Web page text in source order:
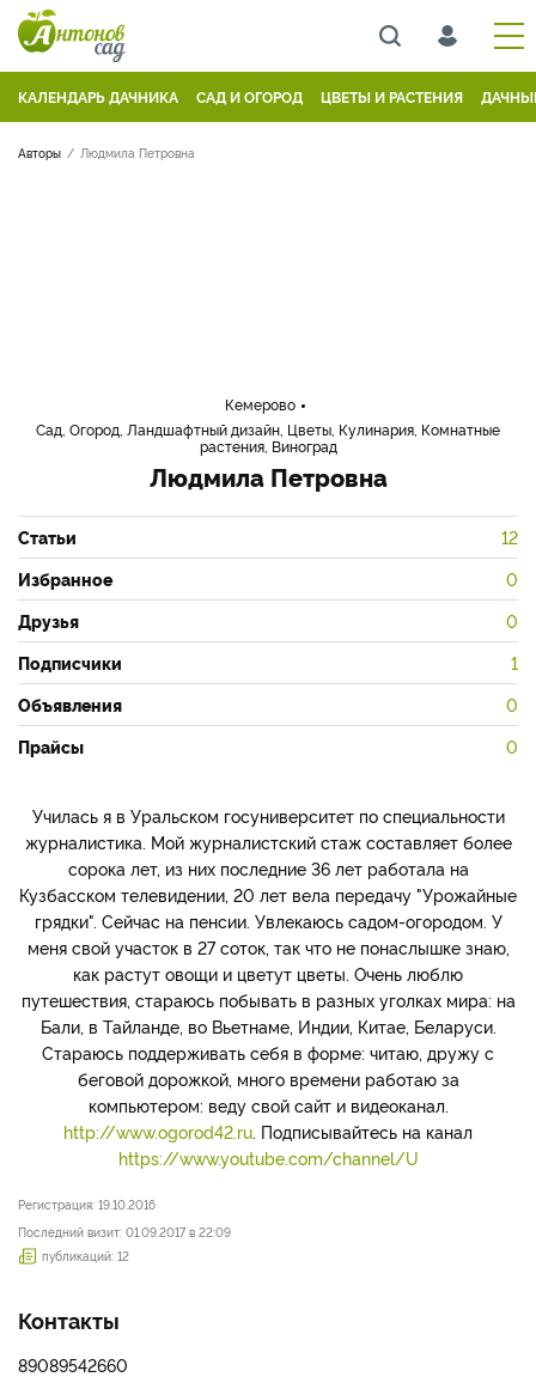
КАЛЕНДАРЬ ДАЧНИКА САД И ОГОРОД ЦВЕТЫ И РАСТЕНИЯ
Авторы Людмила Петровна
Кемерово
Сад, Огород, Ландшафтный дизайн, Цветы, Кулинария, Комнатные
растения, Виноград
Людмила Петровна
Статьи 12
Избранное 0
Друзья 0
Подписчики 1
Объявления 0
Прайсы 0
Училась я в Уральском госуниверситет по специальности
журналистика. Мой журналистский стаж составляет более
сорока лет, из них последние 36 лет работала на
Кузбасском телевидении, 20 лет вела передачу "Урожайные
грядки". Сейчас на пенсии. Увлекаюсь садом-огородом. У
меня свой участок в 27 соток, так что не понаслышке знаю,
как растут овощи и цветут цветы. Очень люблю
путешествия, стараюсь побывать в разных уголках мира: на
Бали, в Тайланде, во Вьетнаме, Индии, Китае, Беларуси.
Стараюсь поддерживать себя в форме: читаю, дружу с
беговой дорожкой, много времени работаю за
компьютером: веду свой сайт и видеоканал.
http://www.ogorod42.ru. Подписывайтесь на канал
https://www.youtube.com/channel/U
Регистрация: 19.10.2016
Последний визит: 01.09.2017 в 22:09
публикаций: 12
Контакты
89089542660